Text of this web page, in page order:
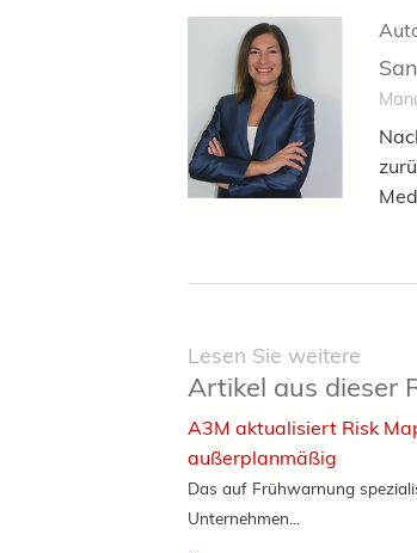
Lesen Sie weitere
Artikel aus dieser
A3M aktualisiert Risk
außerplanmäßig
Das auf Frühwarnung
Unternehmen...